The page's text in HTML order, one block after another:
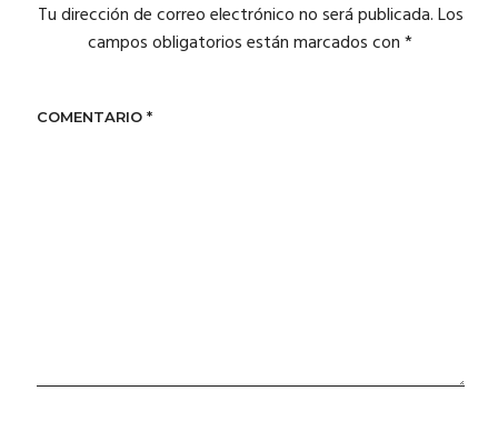
Tu dirección de correo electrónico no será publicada.Los
campos obligatorios están marcados con*
COMENTARIO *